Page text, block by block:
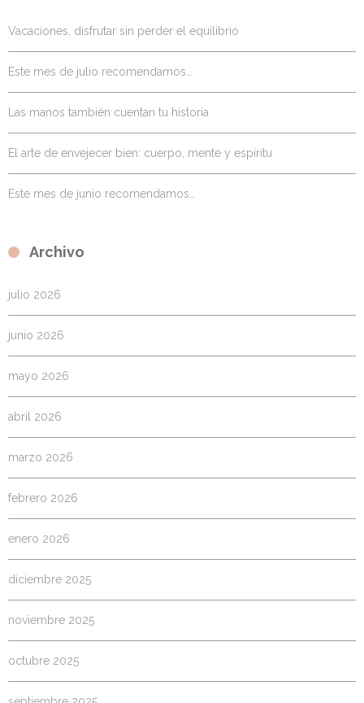
Vacaciones, disfrutar sin perder el equilibrio
Este mes de julio recomendamos…
Las manos también cuentan tu historia
El arte de envejecer bien: cuerpo, mente y espíritu
Este mes de junio recomendamos…
Archivo
julio 2026
junio 2026
mayo 2026
abril 2026
marzo 2026
febrero 2026
enero 2026
diciembre 2025
noviembre 2025
octubre 2025